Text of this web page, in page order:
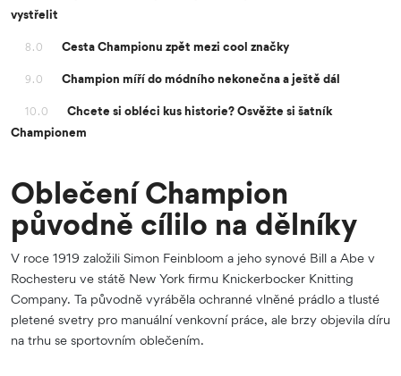
vystřelit
8.0 Cesta Championu zpět mezi cool značky
9.0 Champion míří do módního nekonečna a ještě dál
10.0
Chcete si obléci kus historie? Osvěžte si šatník
Championem
Oblečení Champion
původně cílilo na dělníky
V roce 1919 založili Simon Feinbloom a jeho synové Bill a Abe v
Rochesteru ve státě New York firmu Knickerbocker Knitting
Company. Ta původně vyráběla ochranné vlněné prádlo a tlusté
pletené svetry pro manuální venkovní práce, ale brzy objevila díru
na trhu se sportovním oblečením.